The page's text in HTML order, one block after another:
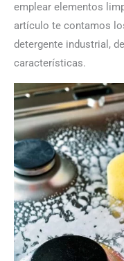
emplear elementos
artículo te contamos
detergente industrial,
características.